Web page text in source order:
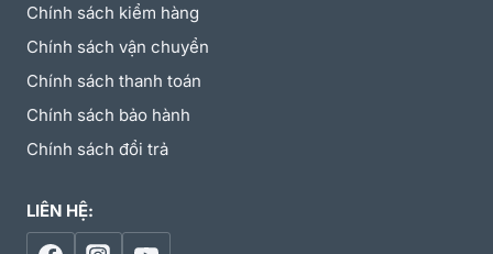
Chính sách kiểm hàng
Chính sách vận chuyển
Chính sách thanh toán
Chính sách bảo hành
Chính sách đổi trả
LIÊN HỆ: